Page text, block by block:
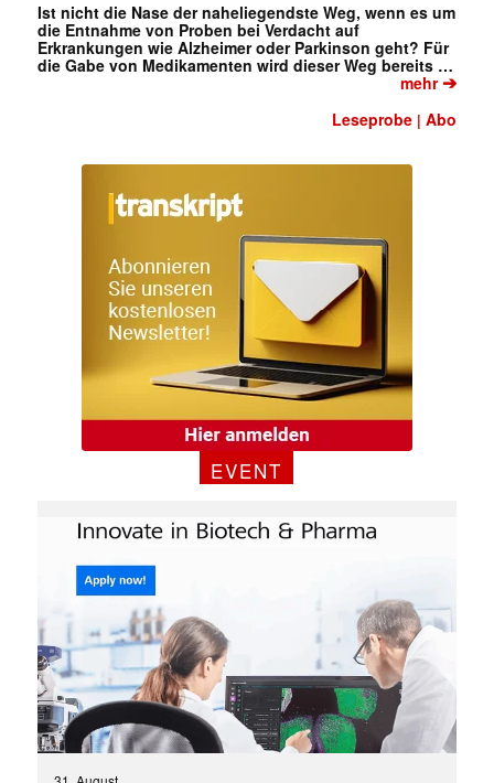
✕
Ist nicht die Nase der naheliegendste Weg, wenn es um
die Entnahme von Proben bei Verdacht auf
Erkrankungen wie Alzheimer oder Parkinson geht? Für
die Gabe von Medikamenten wird dieser Weg bereits …
mehr➔
Leseprobe |Abo
EVENT